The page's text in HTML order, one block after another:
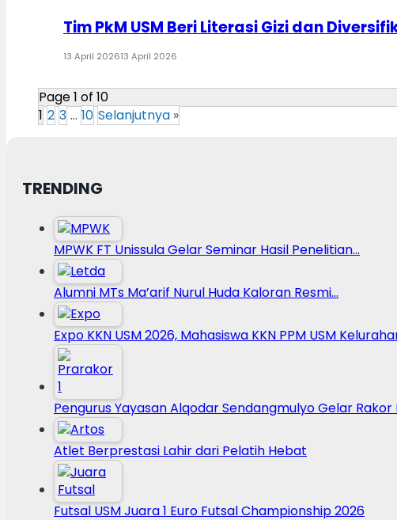
Tim PkM USM Beri Literasi Gizi dan
13 April 202613 April 2026
Page 1 of 10
1 2 3 … 10 Selanjutnya »
TRENDING
MPWK FT Unissula Gelar Seminar Hasil Penelitian…
Alumni MTs Ma’arif Nurul Huda Kaloran Resmi…
Expo KKN USM 2026, Mahasiswa KKN PPM USM
Pengurus Yayasan Alqodar Sendangmulyo Gelar
Atlet Berprestasi Lahir dari Pelatih Hebat
Futsal USM Juara 1 Euro Futsal Championship 2026